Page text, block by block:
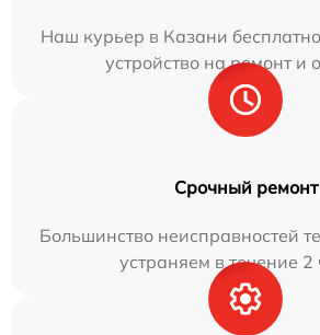
Наш курьер в Казани
устройство на ремонт и
Срочный ремонт
Большинство неисправностей
устраняем в течение 2